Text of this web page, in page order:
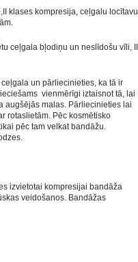
klases kompresija, ceļgalu locītavu
ceļgala bļodiņu un neslīdošu vīli, II
un pārliecinieties, ka tā ir
vienmērīgi iztaisnot tā, lai
augšējās malas. Pārliecinieties lai
rotaslietām. Pēc kosmētisko
pēc tam velkat bandāžu.
izvietotai kompresijai bandāža
veidošanos. Bandāžas